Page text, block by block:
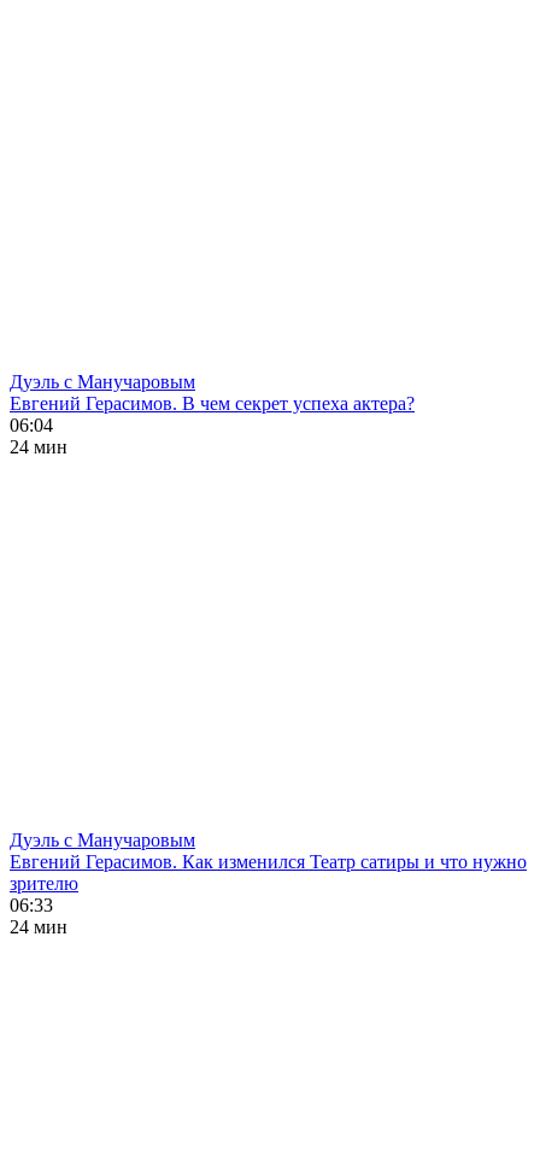
Дуэль с Манучаровым
Евгений Герасимов. В чем секрет успеха актера?
06:04
24 мин
Дуэль с Манучаровым
Евгений Герасимов. Как изменился Театр сатиры и что нужно
зрителю
06:33
24 мин